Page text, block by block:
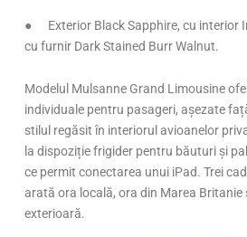
● Exterior Black Sapphire, cu interior
cu furnir Dark Stained Burr Walnut.
Modelul Mulsanne Grand Limousine
individuale pentru pasageri, așezate
stilul regăsit în interiorul avioanelor
la dispoziție frigider pentru băuturi și
ce permit conectarea unui iPad. Trei
arată ora locală, ora din Marea Britanie
exterioară.